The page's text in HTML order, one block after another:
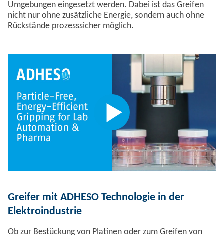
Umgebungen eingesetzt werden. Dabei ist das Greifen
nicht nur ohne zusätzliche Energie, sondern auch ohne
Rückstände prozesssicher möglich.
Greifer mit ADHESO Technologie in der
Elektroindustrie
Ob zur Bestückung von Platinen oder zum Greifen von